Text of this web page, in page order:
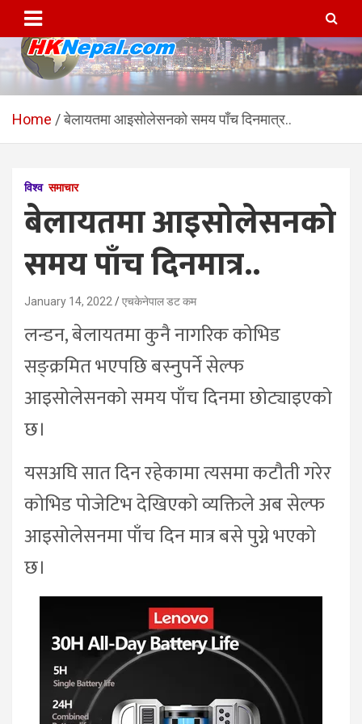
content
HKNepal.com – हङकङबाट
सञ्चालित पहिलो नेपाली अनलाईन
hknepal, hknepal.com, hk nepal, hk nepal com
Home बेलायतमा आइसोलेसनको समय पाँच दिनमात्र..
विश्व समाचार
बेलायतमा आइसोलेसनको
समय पाँच दिनमात्र..
January 14, 2022 एचकेनेपाल डट कम
लन्डन, बेलायतमा कुनै नागरिक कोभिड
सङ्क्रमित भएपछि बस्नुपर्ने सेल्फ
आइसोलेसनको समय पाँच दिनमा छोट्याइएको
छ।
यसअघि सात दिन रहेकामा त्यसमा कटौती गरेर
कोभिड पोजेटिभ देखिएको व्यक्तिले अब सेल्फ
आइसोलेसनमा पाँच दिन मात्र बसे पुग्ने भएको
छ।